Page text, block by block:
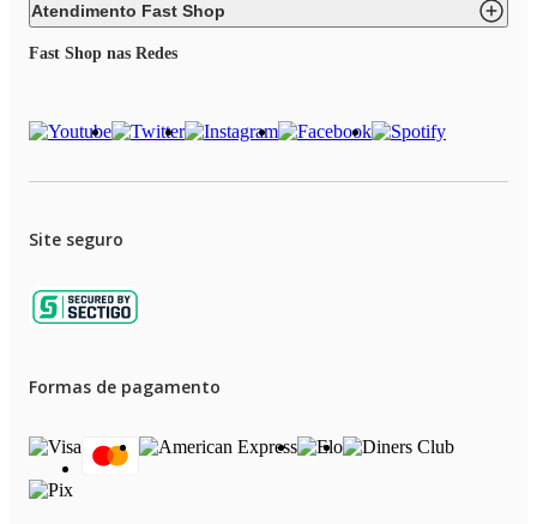
Atendimento Fast Shop
Fast Shop nas Redes
Site seguro
Formas de pagamento